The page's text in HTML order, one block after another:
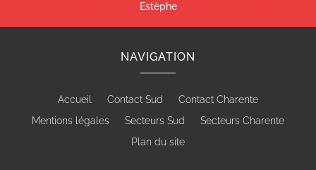
Estèphe
NAVIGATION
Accueil Contact Sud
Contact Charente
Mentions légales
Secteurs Sud
Secteurs Charente
Plan du site